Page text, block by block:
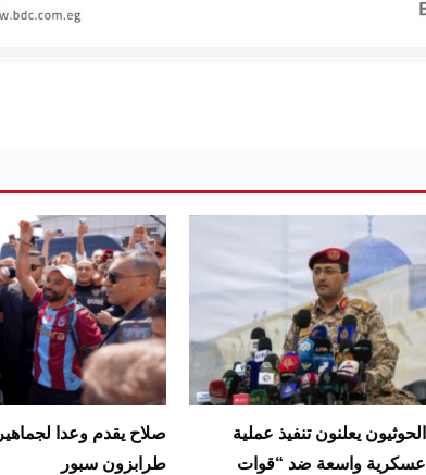
الحوثيون يعلنون تنفيذ عملية
عسكرية واسعة ضد “قوات
صلاح يقدم وعدا لجماهير
طرابزون سبور